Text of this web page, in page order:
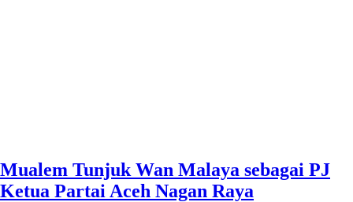
Mualem Tunjuk Wan Malaya sebagai PJ
Ketua Partai Aceh Nagan Raya